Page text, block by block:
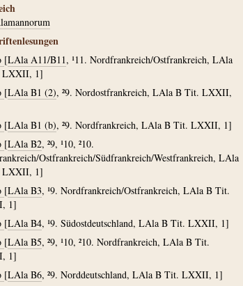
[LAla A11/B11, ¹11. Nordfrankreich/Ostfrankreich, LAla
LXXII, 1]
[LAla B1 (2), ²9. Nordostfrankreich, LAla B Tit. LXXII,
[LAla B1 (b), ²9. Nordfrankreich, LAla B Tit. LXXII, 1]
[LAla B2, ²9, ¹10, ²10.
Ostfrankreich/Südfrankreich/Westfrankreich, LAla
LXXII, 1]
[LAla B3, ¹9. Nordfrankreich/Ostfrankreich, LAla B Tit.
1]
[LAla B4, ¹9. Südostdeutschland, LAla B Tit. LXXII, 1]
[LAla B5, ²9, ¹10, ²10. Nordfrankreich, LAla B Tit.
1]
[LAla B6, ²9. Norddeutschland, LAla B Tit. LXXII, 1]